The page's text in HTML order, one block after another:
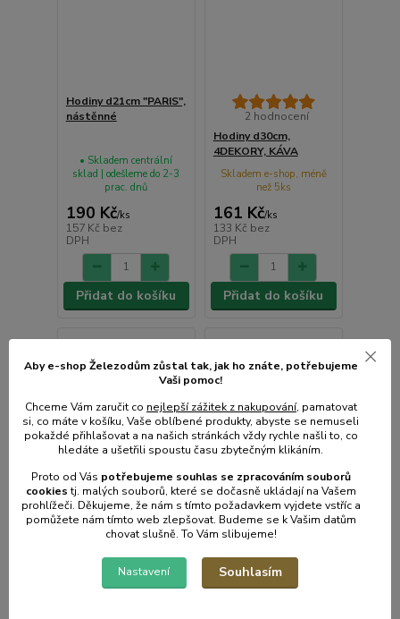
Hodiny d21cm "PARIS",
nástěnné
190 Kč/ks
157 Kč bez
DPH
• Skladem centrální
sklad | odešleme do 2-3
prac. dnů
Přidat do košíku
2 hodnocení
Hodiny d30cm,
4DEKORY, KÁVA
161 Kč/ks
133 Kč bez
DPH
Skladem e-shop, méně
než 5ks
Přidat do košíku
Aby e-shop Železodům zůstal tak, jak ho znáte, potřebujeme
Vaši pomoc!
Chceme Vám zaručit co nejlepší zážitek z nakupování, pamatovat
si, co máte v košíku, Vaše oblíbené produkty, abyste se nemuseli
pokaždé přihlašovat a na našich stránkách vždy rychle našli to, co
hledáte a ušetřili spoustu času zbytečným klikáním.
Proto od Vás potřebujeme souhlas se zpracováním souborů
cookiestj. malých souborů, které se dočasně ukládají na Vašem
prohlížeči. Děkujeme, že nám s tímto požadavkem vyjdete vstříc a
pomůžete nám tímto web zlepšovat. Budeme se k Vašim datům
chovat slušně. To Vám slibujeme!
Nastavení Souhlasím